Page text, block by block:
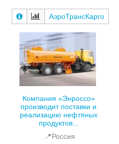
АэроТрансКарго
Компания «Энроссо»
производит поставки и
реализацию нефтяных
продуктов...
📍Россия